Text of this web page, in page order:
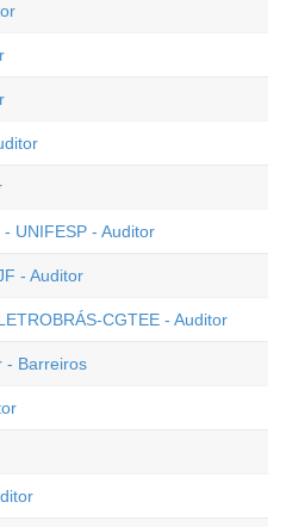
UNIFESP - Auditor
- Auditor
CGTEE - Auditor
- Barreiros